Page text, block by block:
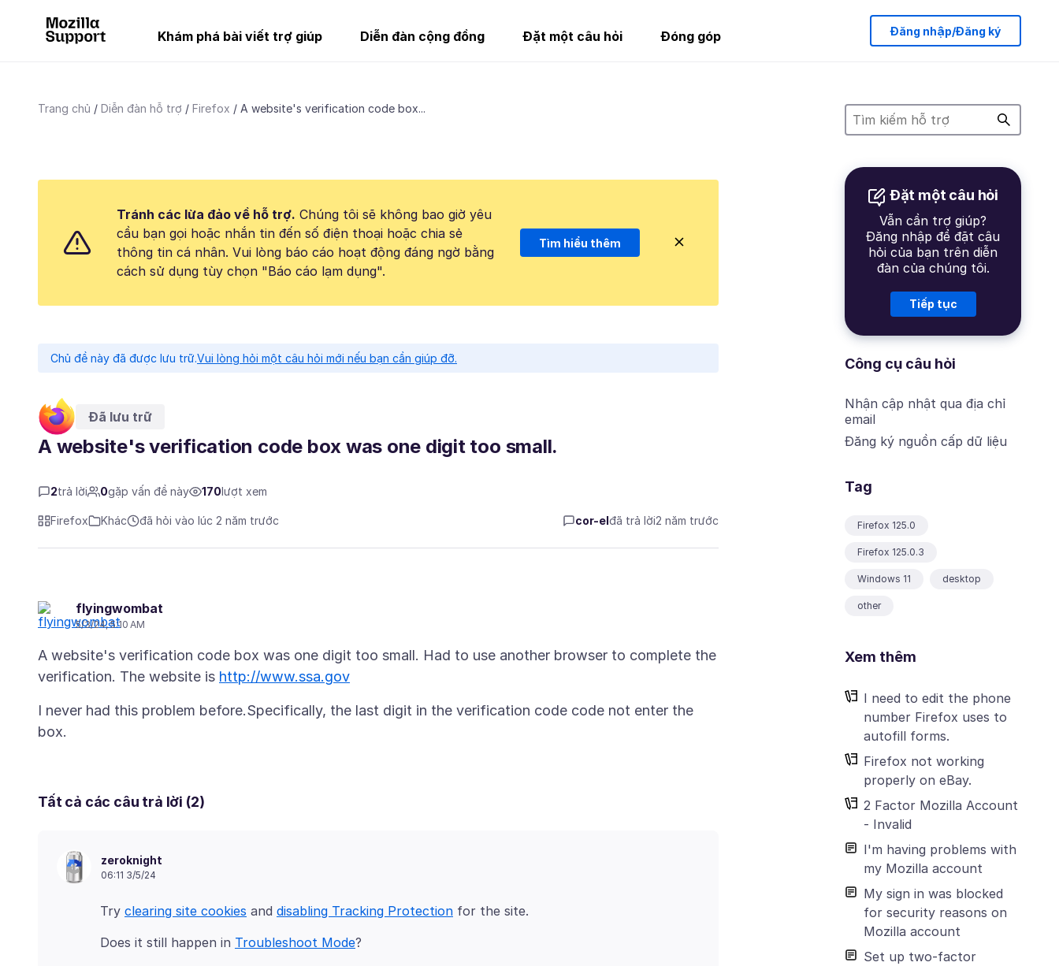
Khám phá bài viết trợ giúp Diễn đàn cộng đồng Đặt một câu hỏi Đóng góp Đăng nhập/Đăng ký
Trang chủ Diễn đàn hỗ trợ Firefox A website's verification code box...
Đặt một câu hỏi
Vẫn cần trợ giúp?
Đăng nhập để đặt câu
hỏi của bạn trên diễn
đàn của chúng tôi.
Tiếp tục
Công cụ câu hỏi
Nhận cập nhật qua địa chỉ
email
Đăng ký nguồn cấp dữ liệu
Tag
Firefox 125.0
Firefox 125.0.3
Windows 11 desktop
other
Xem thêm
I need to edit the phone
number Firefox uses to
autofill forms.
Firefox not working
properly on eBay.
2 Factor Mozilla Account
- Invalid
I'm having problems with
my Mozilla account
My sign in was blocked
for security reasons on
Mozilla account
Set up two-factor
Tránh các lừa đảo về hỗ trợ. Chúng tôi sẽ không bao giờ yêu
cầu bạn gọi hoặc nhắn tin đến số điện thoại hoặc chia sẻ
thông tin cá nhân. Vui lòng báo cáo hoạt động đáng ngờ bằng
cách sử dụng tùy chọn "Báo cáo lạm dụng".
Tìm hiểu thêm
Chủ đề này đã được lưu trữ.Vui lòng hỏi một câu hỏi mới nếu bạn cần giúp đỡ.
Đã lưu trữ
A website's verification code box was one digit too small.
2trả lời 0gặp vấn đề này 170 lượt xem
Firefox Khác đã hỏi vào lúc 2 năm trước cor-el đã trả lời2 năm trước
flyingwombat
5/3/24, 5:10 AM
A website's verification code box was one digit too small. Had to use another browser to complete the
verification. The website is http://www.ssa.gov
I never had this problem before.Specifically, the last digit in the verification code code not enter the
Tất cả các câu trả lời (2)
zeroknight
06:11 3/5/24
Try clearing site cookies and disabling Tracking Protection
Does it still happen in Troubleshoot Mode